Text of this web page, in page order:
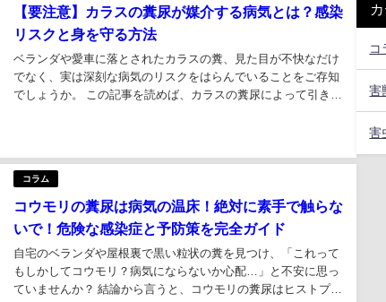
【要注意】カラスの糞尿が媒介する病気とは？感染
リスクと身を守る方法
ベランダや愛車に落とされたカラスの糞、見た目が不快なだけ
でなく、実は深刻な病気のリスクをはらんでいることをご存知
でしょうか。 この記事を読めば、カラスの糞尿によって引き起
コラム
コウモリの糞尿は病気の温床！絶対に素手で触らな
いで！危険な感染症と予防策を完全ガイド
自宅のベランダや屋根裏で黒い粒状の糞を見つけ、「これって
もしかしてコウモリ？病気にならないか心配…」と不安に思っ
ていませんか？ 結論から言うと、コウモリの糞尿はヒストプラ
コ
害
害